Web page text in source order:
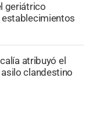
geriátrico
atribuyó el
clandestino